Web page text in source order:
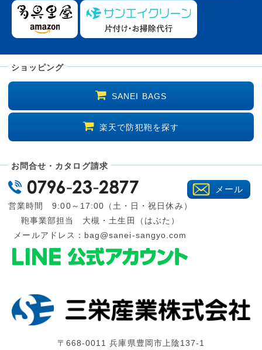
ショッピング
SANEI BAGS
楽天で防犯鞄を探す
お問合せ・カタログ請求
営業時間 9:00～17:00（土・日・祝日休み）
鞄事業部担当 大槻・土生田（はぶた）
メールアドレス： bag@sanei-sangyo.com
メール
〒668-0011 兵庫県豊岡市上陰137-1